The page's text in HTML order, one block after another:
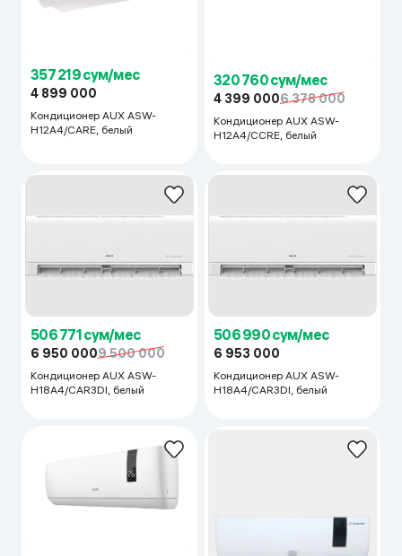
357 219 сум/мес
4 899 000
Кондиционер AUX ASW-
H12A4/CARE, белый
320 760 сум/мес
4 399 0006 378 000
Кондиционер AUX ASW-
H12A4/CCRE, белый
506 771 сум/мес
6 950 0009 500 000
Кондиционер AUX ASW-
H18A4/CAR3DI, белый
506 990 сум/мес
6 953 000
Кондиционер AUX ASW-
H18A4/CAR3DI, белый